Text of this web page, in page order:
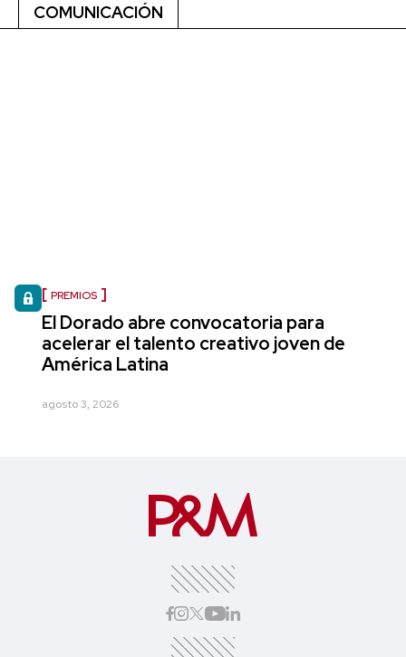
COMUNICACIÓN
PREMIOS
El Dorado abre convocatoria para
acelerar el talento creativo joven de
América Latina
agosto 3, 2026